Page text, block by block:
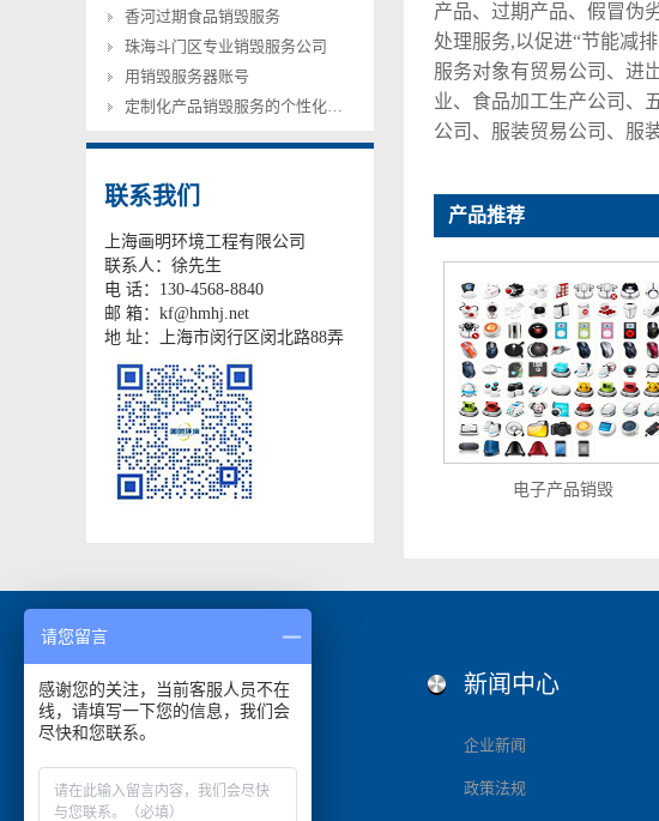
香河过期食品销毁服务
珠海斗门区专业销毁服务公司
用销毁服务器账号
定制化产品销毁服务的个性化方案设计
联系我们
上海画明环境工程有限公司
联系人：徐先生
电 话：130-4568-8840
邮 箱：kf@hmhj.net
地 址：上海市闵行区闵北路88弄
产品、过期产品、假冒伪
处理服务,以促进“节能减
服务对象有贸易公司、进
业、食品加工生产公司、
公司、服装贸易公司、服
产品推荐
电子产品销毁
服务范围
固废处置
产品销毁
新闻中心
企业新闻
政策法规
请您留言
感谢您的关注，当前客服人员不在
线，请填写一下您的信息，我们会
尽快和您联系。